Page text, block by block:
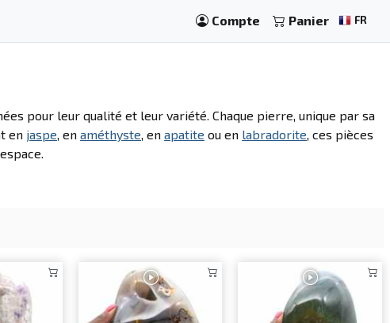
Compte Panier FR
pour leur qualité et leur variété. Chaque pierre, unique par sa
en jaspe, en améthyste, en apatite ou en labradorite, ces pièces